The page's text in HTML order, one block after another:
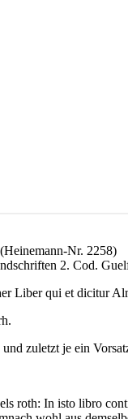
Nr. 2258)
2. Cod.
Liber qui et dicitur
zuletzt je ein
roth: In isto libro